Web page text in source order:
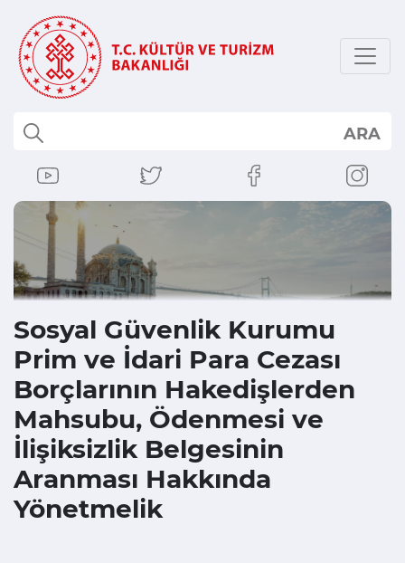
ARA
Sosyal Güvenlik Kurumu
Prim ve İdari Para Cezası
Borçlarının Hakedişlerden
Mahsubu, Ödenmesi ve
İlişiksizlik Belgesinin
Aranması Hakkında
Yönetmelik